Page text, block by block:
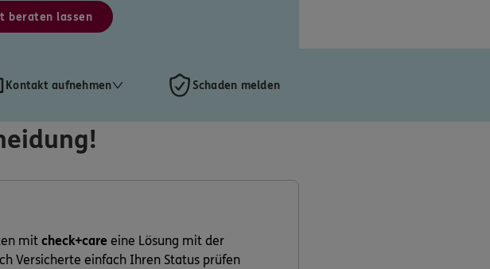
beraten lassen
Kontakt aufnehmen Schaden melden
mit check+care eine Lösung mit der
Versicherte einfach Ihren Status prüfen